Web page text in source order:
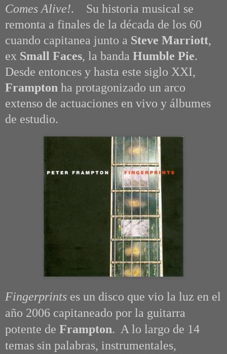
Comes Alive!. Su historia musical se
remonta a finales de la década de los 60
cuando capitanea junto a Steve Marriott,
ex Small Faces, la banda Humble Pie.
Desde entonces y hasta este siglo XXI,
Frampton ha protagonizado un arco
extenso de actuaciones en vivo y álbumes
de estudio.
Fingerprints es un disco que vio la luz en el
año 2006 capitaneado por la guitarra
potente de Frampton. A lo largo de 14
temas sin palabras, instrumentales,